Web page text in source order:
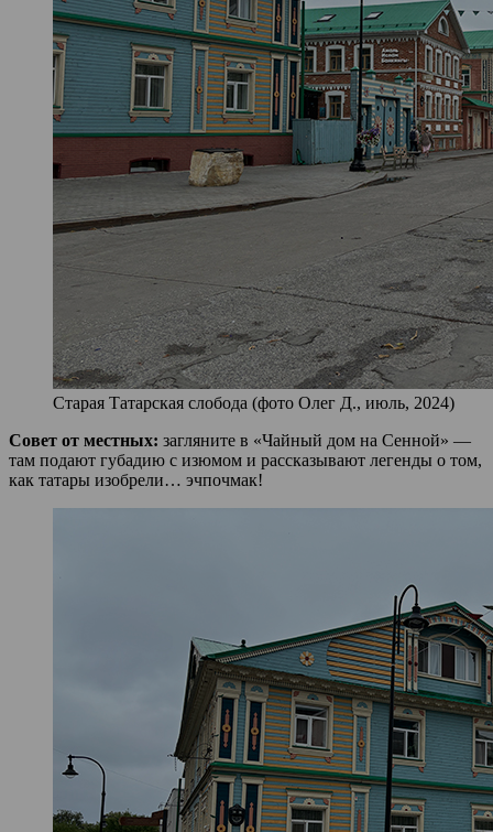
Старая Татарская слобода (фото Олег Д., июль, 2024)
Совет от местных: загляните в «Чайный дом на Сенной» —
там подают губадию с изюмом и рассказывают легенды о том,
как татары изобрели… эчпочмак!